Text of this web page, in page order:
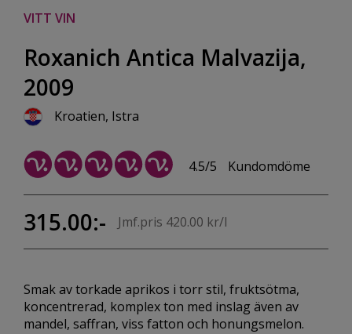
VITT VIN
Roxanich Antica Malvazija,
2009
Kroatien, Istra
4.5/5 Kundomdöme
315.00:- Jmf.pris 420.00 kr/l
Smak av torkade aprikos i torr stil, fruktsötma,
koncentrerad, komplex ton med inslag även av
mandel, saffran, viss fatton och honungsmelon.